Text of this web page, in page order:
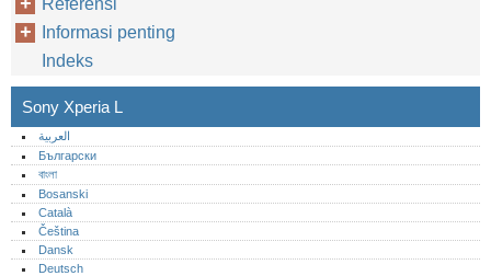
Referensi
Informasi penting
Indeks
Sony Xperia L
العربية
Български
বাংলা
Bosanski
Català
Čeština
Dansk
Deutsch